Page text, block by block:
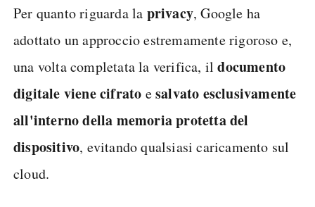
Per quanto riguarda la privacy, Google ha
adottato un approccio estremamente rigoroso e,
una volta completata la verifica, ildocumento
digitale viene cifrato esalvato esclusivamente
all'interno della memoria protetta del
dispositivo, evitando qualsiasi caricamento sul
cloud.